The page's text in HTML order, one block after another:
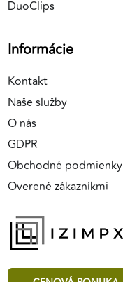
DuoClips
Informácie
Kontakt
Naše služby
O nás
GDPR
Obchodné podmienky
Overené zákazníkmi